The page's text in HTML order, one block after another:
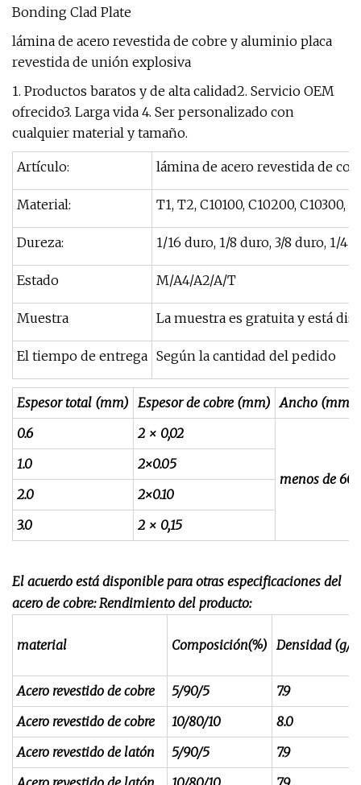
lámina de acero revestida de cobre y aluminio placa
revestida de unión explosiva
1. Productos baratos y de alta calidad2. Servicio OEM
ofrecido3. Larga vida 4. Ser personalizado con
cualquier material y tamaño.
Artículo: lámina de acero revestida de
Material: T1, T2, C10100, C10200, C10300,
Dureza: 1/16 duro, 1/8 duro, 3/8 duro, 1/4
Estado M/A4/A2/A/T
Muestra La muestra es gratuita y está
El tiempo de entrega Según la cantidad del pedido
Espesor total (mm) Espesor de cobre (mm) Ancho (mm)
0.6
2 × 0,02
menos de
1.0
2×0.05
2.0
2×0.10
3.0
2 × 0,15
El acuerdo está disponible para otras especificaciones del
acero de cobre: ​​Rendimiento del producto:
material Composición(%) Densidad (g/
Acero revestido de cobre 5/90/5
7.9
Acero revestido de cobre
10/80/10
8.0
Acero revestido de latón
5/90/5
7.9